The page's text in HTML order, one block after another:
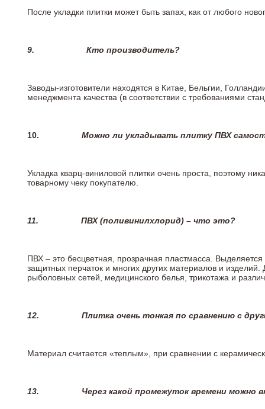
После укладки плитки может быть запах, как от любого
9. Кто производитель?
Заводы-изготовители находятся в Китае, Бельгии,
менеджмента качества (в соответствии с требованиями
10. Можно ли укладывать плитку ПВХ
Укладка кварц-виниловой плитки очень проста, поэтому
товарному чеку покупателю.
11. ПВХ (поливинилхлорид) – что это?
ПВХ – это бесцветная, прозрачная пластмасса.
защитных перчаток и многих других материалов и
рыболовных сетей, медицинского белья, трикотажа и
12. Плитка очень тонкая по сравнению с
Материал считается «теплым», при сравнении с
13. Через какой промежуток времени можно